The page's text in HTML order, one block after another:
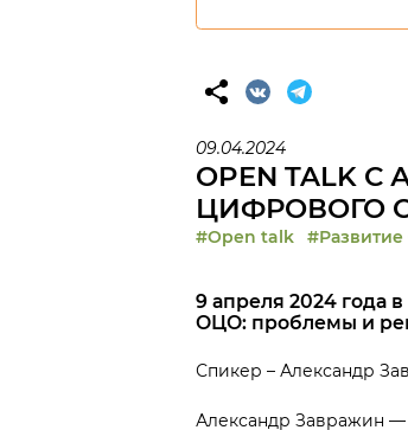
09.04.2024
OPEN TALK
ЦИФРОВОГО
#Open talk
9 апреля 2024 года
ОЦО: проблемы и
Спикер – Александр
Александр Завражин